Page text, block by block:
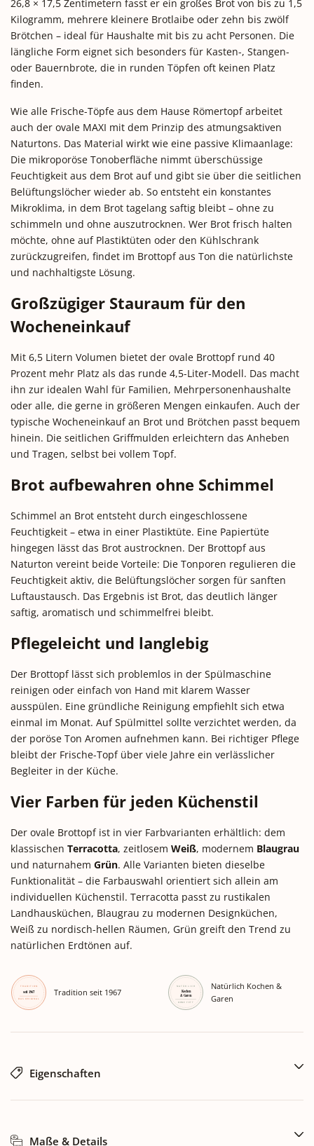
26,8 × 17,5 Zentimetern fasst er ein großes Brot von bis zu 1,5
Kilogramm, mehrere kleinere Brotlaibe oder zehn bis zwölf
Brötchen – ideal für Haushalte mit bis zu acht Personen. Die
längliche Form eignet sich besonders für Kasten-, Stangen-
oder Bauernbrote, die in runden Töpfen oft keinen Platz
finden.
Wie alle Frische-Töpfe aus dem Hause Römertopf arbeitet
auch der ovale MAXI mit dem Prinzip des atmungsaktiven
Naturtons. Das Material wirkt wie eine passive Klimaanlage:
Die mikroporöse Tonoberfläche nimmt überschüssige
Feuchtigkeit aus dem Brot auf und gibt sie über die seitlichen
Belüftungslöcher wieder ab. So entsteht ein konstantes
Mikroklima, in dem Brot tagelang saftig bleibt – ohne zu
schimmeln und ohne auszutrocknen. Wer Brot frisch halten
möchte, ohne auf Plastiktüten oder den Kühlschrank
zurückzugreifen, findet im Brottopf aus Ton die natürlichste
und nachhaltigste Lösung.
Großzügiger Stauraum für den
Wocheneinkauf
Mit 6,5 Litern Volumen bietet der ovale Brottopf rund 40
Prozent mehr Platz als das runde 4,5-Liter-Modell. Das macht
ihn zur idealen Wahl für Familien, Mehrpersonenhaushalte
oder alle, die gerne in größeren Mengen einkaufen. Auch der
typische Wocheneinkauf an Brot und Brötchen passt bequem
hinein. Die seitlichen Griffmulden erleichtern das Anheben
und Tragen, selbst bei vollem Topf.
Brot aufbewahren ohne Schimmel
Schimmel an Brot entsteht durch eingeschlossene
Feuchtigkeit – etwa in einer Plastiktüte. Eine Papiertüte
hingegen lässt das Brot austrocknen. Der Brottopf aus
Naturton vereint beide Vorteile: Die Tonporen regulieren die
Feuchtigkeit aktiv, die Belüftungslöcher sorgen für sanften
Luftaustausch. Das Ergebnis ist Brot, das deutlich länger
saftig, aromatisch und schimmelfrei bleibt.
Pflegeleicht und langlebig
Der Brottopf lässt sich problemlos in der Spülmaschine
reinigen oder einfach von Hand mit klarem Wasser
ausspülen. Eine gründliche Reinigung empfiehlt sich etwa
einmal im Monat. Auf Spülmittel sollte verzichtet werden, da
der poröse Ton Aromen aufnehmen kann. Bei richtiger Pflege
bleibt der Frische-Topf über viele Jahre ein verlässlicher
Begleiter in der Küche.
Vier Farben für jeden Küchenstil
Der ovale Brottopf ist in vier Farbvarianten erhältlich: dem
klassischen Terracotta, zeitlosem Weiß, modernem Blaugrau
und naturnahem Grün. Alle Varianten bieten dieselbe
Funktionalität – die Farbauswahl orientiert sich allein am
individuellen Küchenstil. Terracotta passt zu rustikalen
Landhausküchen, Blaugrau zu modernen Designküchen,
Weiß zu nordisch-hellen Räumen, Grün greift den Trend zu
natürlichen Erdtönen auf.
Tradition seit 1967
Natürlich Kochen &
Garen
Eigenschaften
Maße & Details